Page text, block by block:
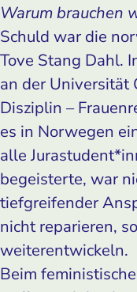
Warum brauchen
Schuld war die
Tove Stang Dahl.
an der Universität
Disziplin –
es in Norwegen
alle
begeisterte, war
tiefgreifender
nicht reparieren,
weiterentwickeln.
Beim